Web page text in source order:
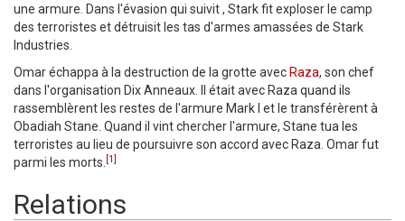
une armure. Dans l'évasion qui suivit , Stark fit exploser le camp
des terroristes et détruisit les tas d'armes amassées de Stark
Industries.
Omar échappa à la destruction de la grotte avec Raza, son chef
dans l'organisation Dix Anneaux. Il était avec Raza quand ils
rassemblèrent les restes de l'armure Mark I et le transférèrent à
Obadiah Stane. Quand il vint chercher l'armure, Stane tua les
terroristes au lieu de poursuivre son accord avec Raza. Omar fut
parmi les morts. [1]
Relations